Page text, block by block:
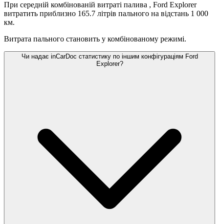
При середній комбінованій витраті палива , Ford Explorer
витратить приблизно 165.7 літрів пального на відстань 1 000
км.
Витрата пального становить у комбінованому режимі.
Чи надає inCarDoc статистику по іншим конфігураціям Ford
Explorer?